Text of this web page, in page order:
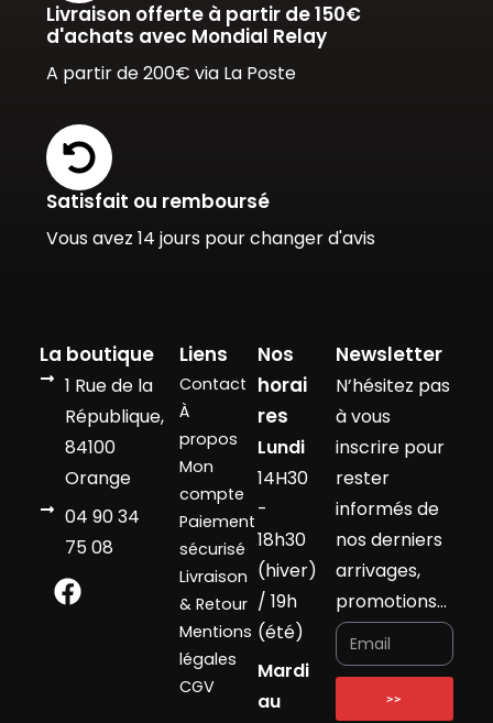
Livraison offerte à partir de 150€
d'achats avec Mondial Relay
A partir de 200€ via La Poste
Satisfait ou remboursé
Vous avez 14 jours pour changer d'avis
La boutique
1 Rue de la
République,
84100
Orange
04 90 34
75 08
Liens
Contact
À
propos
Mon
compte
Paiement
sécurisé
Livraison
& Retour
Mentions
légales
CGV
Nos
horai
res
Lundi
14H30
-
18h30
(hiver)
/ 19h
(été)
Mardi
au
Newsletter
N’hésitez pas
à vous
inscrire pour
rester
informés de
nos derniers
arrivages,
promotions…
>>